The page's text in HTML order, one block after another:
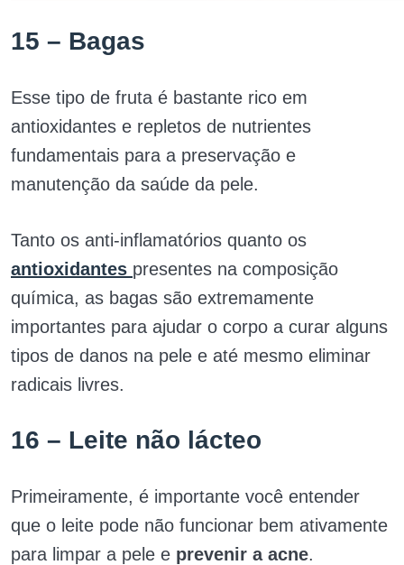
15 – Bagas
Esse tipo de fruta é bastante rico em
antioxidantes e repletos de nutrientes
fundamentais para a preservação e
manutenção da saúde da pele.
Tanto os anti-inflamatórios quanto os
antioxidantes presentes na composição
química, as bagas são extremamente
importantes para ajudar o corpo a curar alguns
tipos de danos na pele e até mesmo eliminar
radicais livres.
16 – Leite não lácteo
Primeiramente, é importante você entender
que o leite pode não funcionar bem ativamente
para limpar a pele e prevenir a acne.